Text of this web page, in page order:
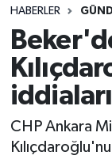
HABERLER
CHP Ankara
Resmi
Turizm
Süper Lig
Tüm
Son